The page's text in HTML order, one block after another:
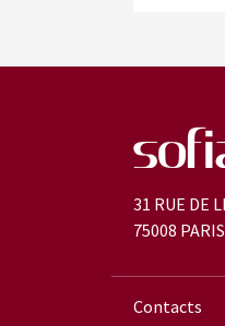
31 RUE DE
75008 PARIS
Contacts